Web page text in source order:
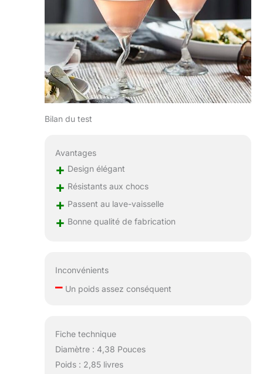
Bilan du test
Avantages
+ Design élégant
+ Résistants aux chocs
+ Passent au lave-vaisselle
+ Bonne qualité de fabrication
Inconvénients
–Un poids assez conséquent
Fiche technique
Diamètre : 4,38 Pouces
Poids : 2,85 livres